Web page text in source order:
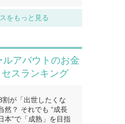
をもっと見る
ルアバウトのお金
スランキング
割が「出世したくな
然？ それでも “成長
本”で「成熟」を目指